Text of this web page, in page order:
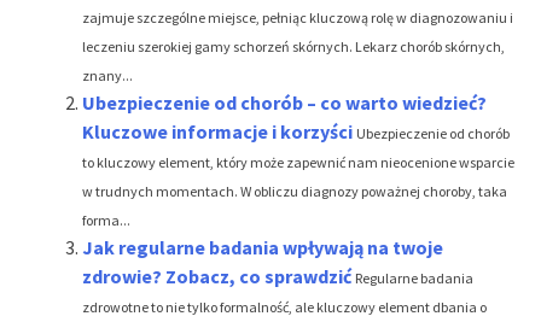
zajmuje szczególne miejsce, pełniąc kluczową rolę w diagnozowaniu i
leczeniu szerokiej gamy schorzeń skórnych. Lekarz chorób skórnych,
znany...
Ubezpieczenie od chorób – co warto wiedzieć?
Kluczowe informacje i korzyści Ubezpieczenie od chorób
to kluczowy element, który może zapewnić nam nieocenione wsparcie
w trudnych momentach. W obliczu diagnozy poważnej choroby, taka
forma...
Jak regularne badania wpływają na twoje
zdrowie? Zobacz, co sprawdzić Regularne badania
zdrowotne to nie tylko formalność, ale kluczowy element dbania o